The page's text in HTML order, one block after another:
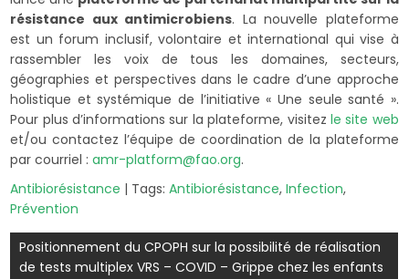
résistance aux antimicrobiens. La nouvelle plateforme
est un forum inclusif, volontaire et international qui vise à
rassembler les voix de tous les domaines, secteurs,
géographies et perspectives dans le cadre d’une approche
holistique et systémique de l’initiative « Une seule santé ».
Pour plus d’informations sur la plateforme, visitez le site web
et/ou contactez l’équipe de coordination de la plateforme
par courriel :amr-platform@fao.org.
Antibiorésistance | Tags:Antibiorésistance,Infection,
Prévention
Navigation
de
Positionnement du CPOPH sur la possibilité de réalisation
de tests multiplex VRS – COVID – Grippe chez les enfants